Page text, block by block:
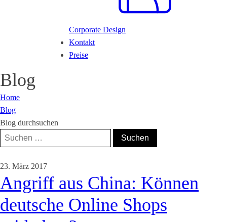
Corporate Design
Kontakt
Preise
Blog
Home
Blog
Blog durchsuchen
Suchen
nach:
23. März 2017
Angriff aus China: Können
deutsche Online Shops